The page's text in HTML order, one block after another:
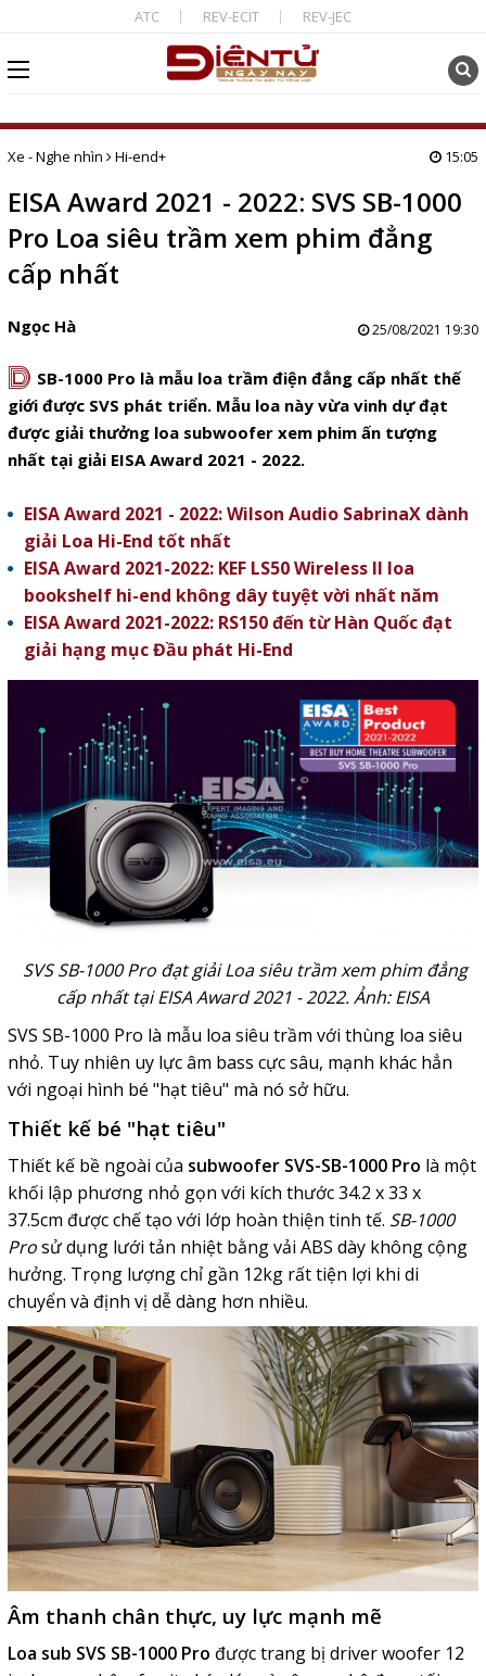
ATC REV-ECIT REV-JEC
Xe - Nghe nhìn Hi-end+ 15:05
EISA Award 2021 - 2022: SVS SB-1000
Pro Loa siêu trầm xem phim đẳng
cấp nhất
Ngọc Hà 25/08/2021 19:30
D SB-1000 Pro là mẫu loa trầm điện đẳng cấp nhất thế
giới được SVS phát triển. Mẫu loa này vừa vinh dự đạt
được giải thưởng loa subwoofer xem phim ấn tượng
nhất tại giải EISA Award 2021 - 2022.
EISA Award 2021 - 2022: Wilson Audio SabrinaX dành
giải Loa Hi-End tốt nhất
EISA Award 2021-2022: KEF LS50 Wireless II loa
bookshelf hi-end không dây tuyệt vời nhất năm
EISA Award 2021-2022: RS150 đến từ Hàn Quốc đạt
giải hạng mục Đầu phát Hi-End
SVS SB-1000 Pro đạt giải Loa siêu trầm xem phim đẳng
cấp nhất tại EISA Award 2021 - 2022. Ảnh: EISA
SVS SB-1000 Pro là mẫu loa siêu trầm với thùng loa siêu
nhỏ. Tuy nhiên uy lực âm bass cực sâu, mạnh khác hẳn
với ngoại hình bé "hạt tiêu" mà nó sở hữu.
Thiết kế bé "hạt tiêu"
Thiết kế bề ngoài của subwoofer SVS-SB-1000 Pro là một
khối lập phương nhỏ gọn với kích thước 34.2 x 33 x
37.5cm được chế tạo với lớp hoàn thiện tinh tế. SB-1000
Prosử dụng lưới tản nhiệt bằng vải ABS dày không cộng
hưởng. Trọng lượng chỉ gần 12kg rất tiện lợi khi di
chuyển và định vị dễ dàng hơn nhiều.
Âm thanh chân thực, uy lực mạnh mẽ
Loa sub SVS SB-1000 Pro được trang bị driver woofer 12